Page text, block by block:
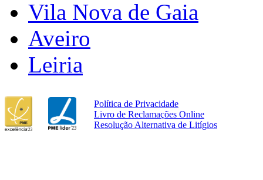
Vila Nova de Gaia
Aveiro
Leiria
Política de Privacidade
Livro de Reclamações Online
Resolução Alternativa de Litígios